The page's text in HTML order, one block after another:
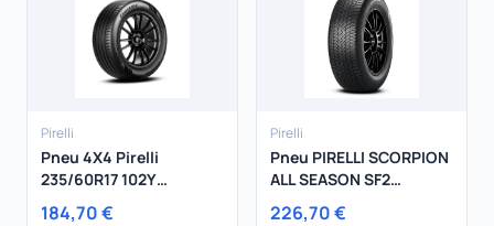
Pirelli
Pneu 4X4 Pirelli
235/60R17 102Y
CINTURATO (C3)
184,70 €
Pirelli
Pneu PIRELLI SCORPION
ALL SEASON SF2
235/45R20 100H
226,70 €